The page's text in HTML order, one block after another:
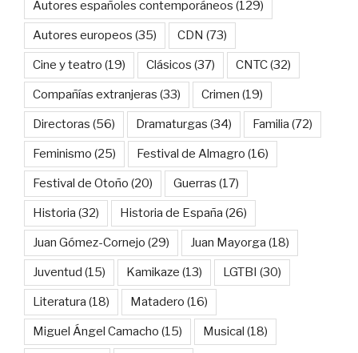
Autores españoles contemporáneos (129)
Autores europeos (35) CDN (73)
Cine y teatro (19) Clásicos (37) CNTC(32)
Compañías extranjeras (33) Crimen (19)
Directoras (56) Dramaturgas (34) Familia (72)
Feminismo (25) Festival de Almagro (16)
Festival de Otoño (20) Guerras (17)
Historia (32) Historia de España (26)
Juan Gómez-Cornejo (29) Juan Mayorga (18)
Juventud (15) Kamikaze (13) LGTBI (30)
Literatura (18) Matadero (16)
Miguel Ángel Camacho (15) Musical (18)